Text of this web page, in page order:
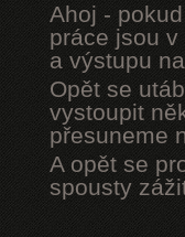
Ahoj -
práce jsou
a výstupu
Opět se
vystoupit
přesuneme
A opět se
spousty